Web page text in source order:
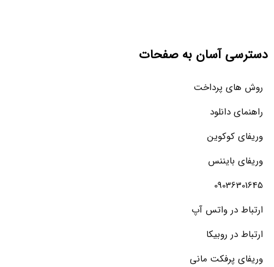
دسترسی آسان به صفحات
روش های پرداخت
راهنمای دانلود
وریفای کوکوین
وریفای بایننس
09036301645
ارتباط در واتس آپ
ارتباط در روبیکا
وریفای پرفکت مانی